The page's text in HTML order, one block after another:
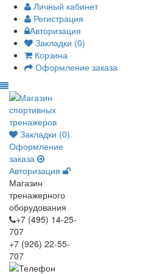
Личный кабинет
Регистрация
Авторизация
Закладки (0)
Корзина
Оформление заказа
Закладки (0)
Оформление
заказа
Авторизация
Магазин
тренажерного
оборудования
+7 (495) 14-25-
707
+7 (926) 22-55-
707